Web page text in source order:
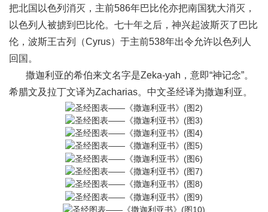
把北国以色列消灭，主前586年巴比伦亦把南国犹大消灭，
以色列人被掳到巴比伦。七十年之后，神兴起波斯灭了巴比
伦，波斯王古列（Cyrus）于主前538年出令允许以色列人
回国。
撒迦利亚的希伯来文名字是Zeka-yah，意即“神记念”。
希腊文及拉丁文译为Zacharias。中文圣经译为撒迦利亚。